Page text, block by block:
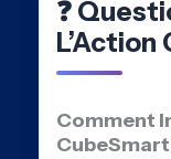
❓
L’Action
Comment
CubeSmart